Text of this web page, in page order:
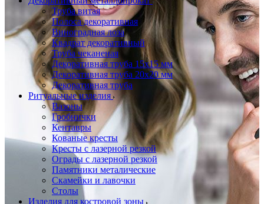
Труба витая
Полоса декоративная
Виноградная лоза
Квадрат декоративный
Труба чеканеная
Декоративная труба 15х15 мм
Декоративная труба 20х20 мм
Декоративная труба
Ритуальные изделия
Вазоны
Гробнички
Кентавры
Кованые кресты
Кресты с лазерной резкой
Ограды с лазерной резкой
Памятники металические
Скамейки и лавочки
Столы
Изделия для костровой зоны